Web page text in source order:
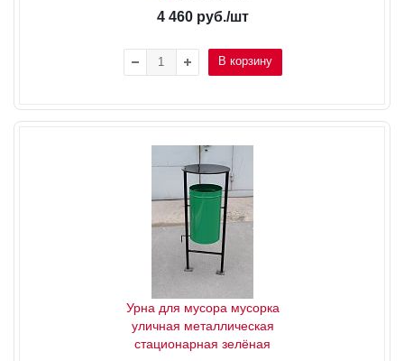
4 460руб./шт
В корзину
Урна для мусора мусорка
уличная металлическая
стационарная зелёная